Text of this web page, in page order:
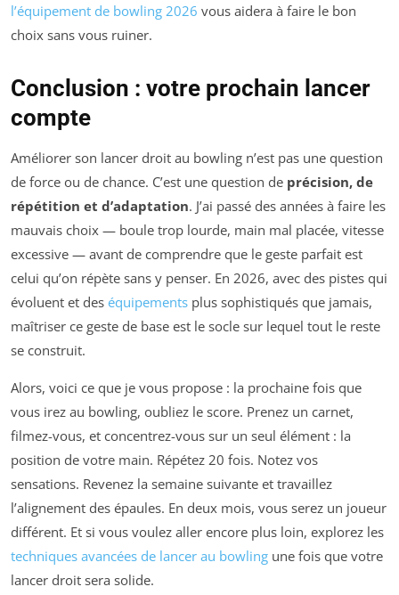
l’équipement de bowling 2026 vous aidera à faire le bon
choix sans vous ruiner.
Conclusion : votre prochain lancer
compte
Améliorer son lancer droit au bowling n’est pas une question
de force ou de chance. C’est une question de précision, de
répétition et d’adaptation. J’ai passé des années à faire les
mauvais choix — boule trop lourde, main mal placée, vitesse
excessive — avant de comprendre que le geste parfait est
celui qu’on répète sans y penser. En 2026, avec des pistes qui
évoluent et des équipements plus sophistiqués que jamais,
maîtriser ce geste de base est le socle sur lequel tout le reste
se construit.
Alors, voici ce que je vous propose : la prochaine fois que
vous irez au bowling, oubliez le score. Prenez un carnet,
filmez-vous, et concentrez-vous sur un seul élément : la
position de votre main. Répétez 20 fois. Notez vos
sensations. Revenez la semaine suivante et travaillez
l’alignement des épaules. En deux mois, vous serez un joueur
différent. Et si vous voulez aller encore plus loin, explorez les
techniques avancées de lancer au bowling une fois que votre
lancer droit sera solide.